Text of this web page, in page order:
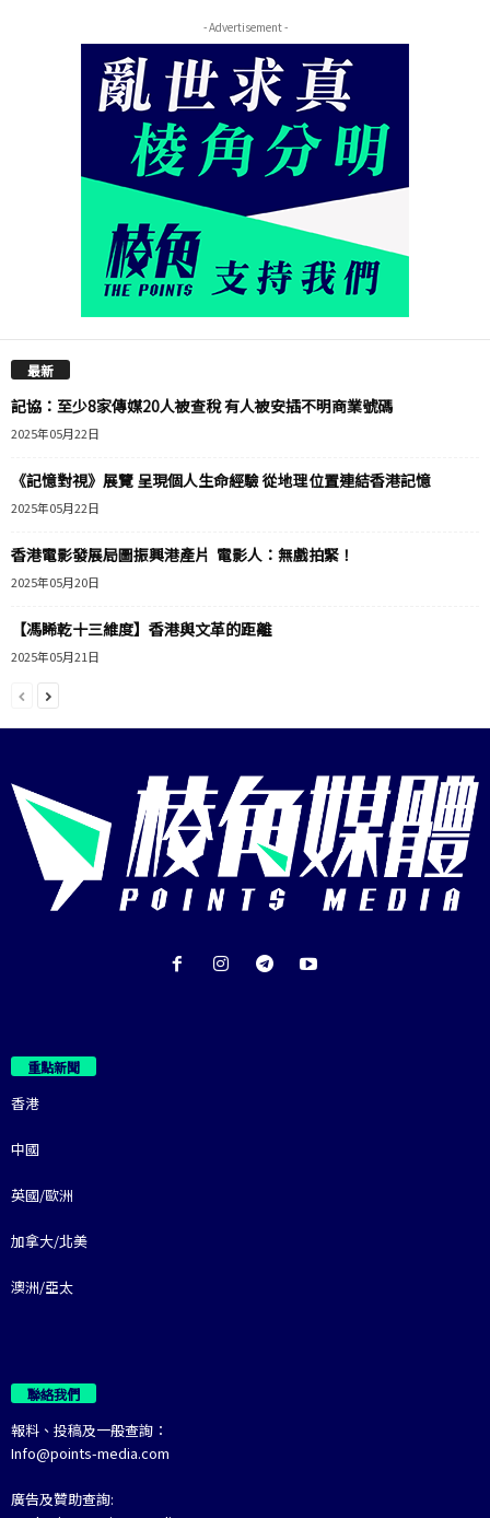
- Advertisement -
最新
記協：至少8家傳媒20人被查稅 有人被安插不明商業號碼
2025年05月22日
《記憶對視》展覽 呈現個人生命經驗 從地理位置連結香港記憶
2025年05月22日
香港電影發展局圖振興港產片 電影人：無戲拍緊！
2025年05月20日
【馮睎乾十三維度】香港與文革的距離
2025年05月21日
重點新聞
香港
中國
英國/歐洲
加拿大/北美
澳洲/亞太
聯絡我們
報料、投稿及一般查詢：
Info@points-media.com
廣告及贊助查詢: